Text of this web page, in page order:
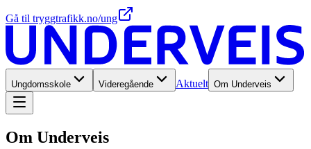
Gå til tryggtrafikk.no/ung
Ungdomsskole Videregående Aktuelt Om Underveis
Om Underveis